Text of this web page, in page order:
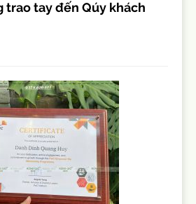
trao tay đến Qúy khách